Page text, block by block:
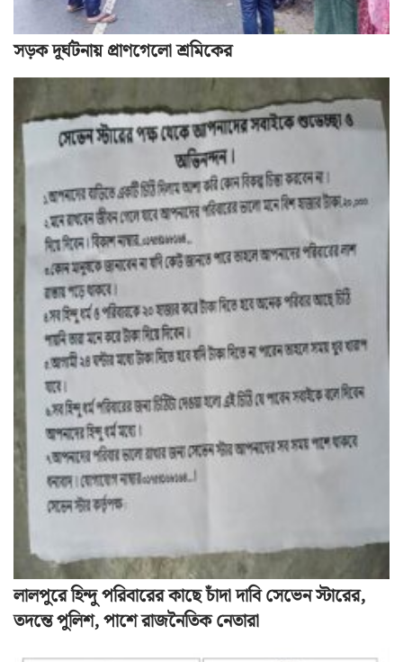
সড়ক দূর্ঘটনায় প্রাণগেলো শ্রমিকের
লালপুরে হিন্দু পরিবারের কাছে চাঁদা দাবি সেভেন স্টারের,
তদন্তে পুলিশ, পাশে রাজনৈতিক নেতারা